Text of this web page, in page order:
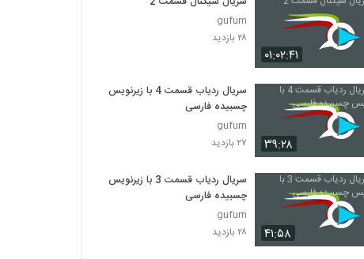
۰۱:۰۲:۴۱
gufum
۲۸ بازدید
۳۹:۲۸
سریال ردیاب قسمت 4 با زیرنویس
چسبیده فارسی
gufum
۲۷ بازدید
۴۱:۵۸
سریال ردیاب قسمت 3 با زیرنویس
چسبیده فارسی
gufum
۲۸ بازدید